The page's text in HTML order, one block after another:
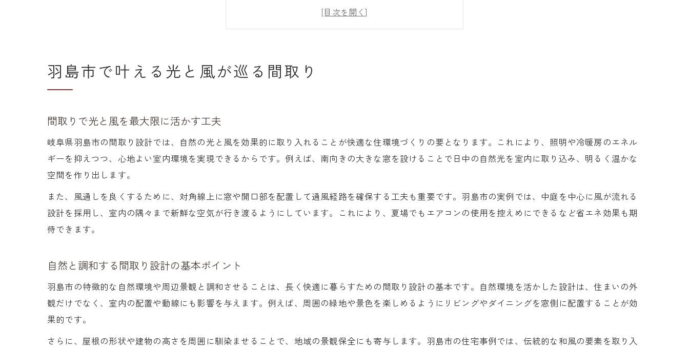
快適な室内環境を生む通風重視の間取り
暮らしに寄り添う採光と間取りの関係性
中庭のある家に学ぶ間取り工夫集
家づくりで重視すべき中庭の間取り設計
東海エリアで人気の中庭間取りアイデア
間取りで実現する家族の集う空間作り
動線を意識した開放的な間取りの工夫
静かな暮らしへ導く設計の秘訣
間取りで叶える静かな住空間の作り方
プライベート重視の間取りで快適生活
羽島市で叶える光と風が巡る間取り
間取りで光と風を最大限に活かす工夫
岐阜県羽島市の間取り設計では、自然の光と風を効果的に取り入れることが快適な住環境づくりの要となります。これにより、照明や冷暖房のエネル
ギーを抑えつつ、心地よい室内環境を実現できるからです。例えば、南向きの大きな窓を設けることで日中の自然光を室内に取り込み、明るく温かな
空間を作り出します。
また、風通しを良くするために、対角線上に窓や開口部を配置して通風経路を確保する工夫も重要です。羽島市の実例では、中庭を中心に風が流れる
設計を採用し、室内の隅々まで新鮮な空気が行き渡るようにしています。これにより、夏場でもエアコンの使用を控えめにできるなど省エネ効果も期
待できます。
自然と調和する間取り設計の基本ポイント
羽島市の特徴的な自然環境や周辺景観と調和させることは、長く快適に暮らすための間取り設計の基本です。自然環境を活かした設計は、住まいの外
観だけでなく、室内の配置や動線にも影響を与えます。例えば、周囲の緑地や景色を楽しめるようにリビングやダイニングを窓側に配置することが効
果的です。
さらに、屋根の形状や建物の高さを周囲に馴染ませることで、地域の景観保全にも寄与します。羽島市の住宅事例では、伝統的な和風の要素を取り入